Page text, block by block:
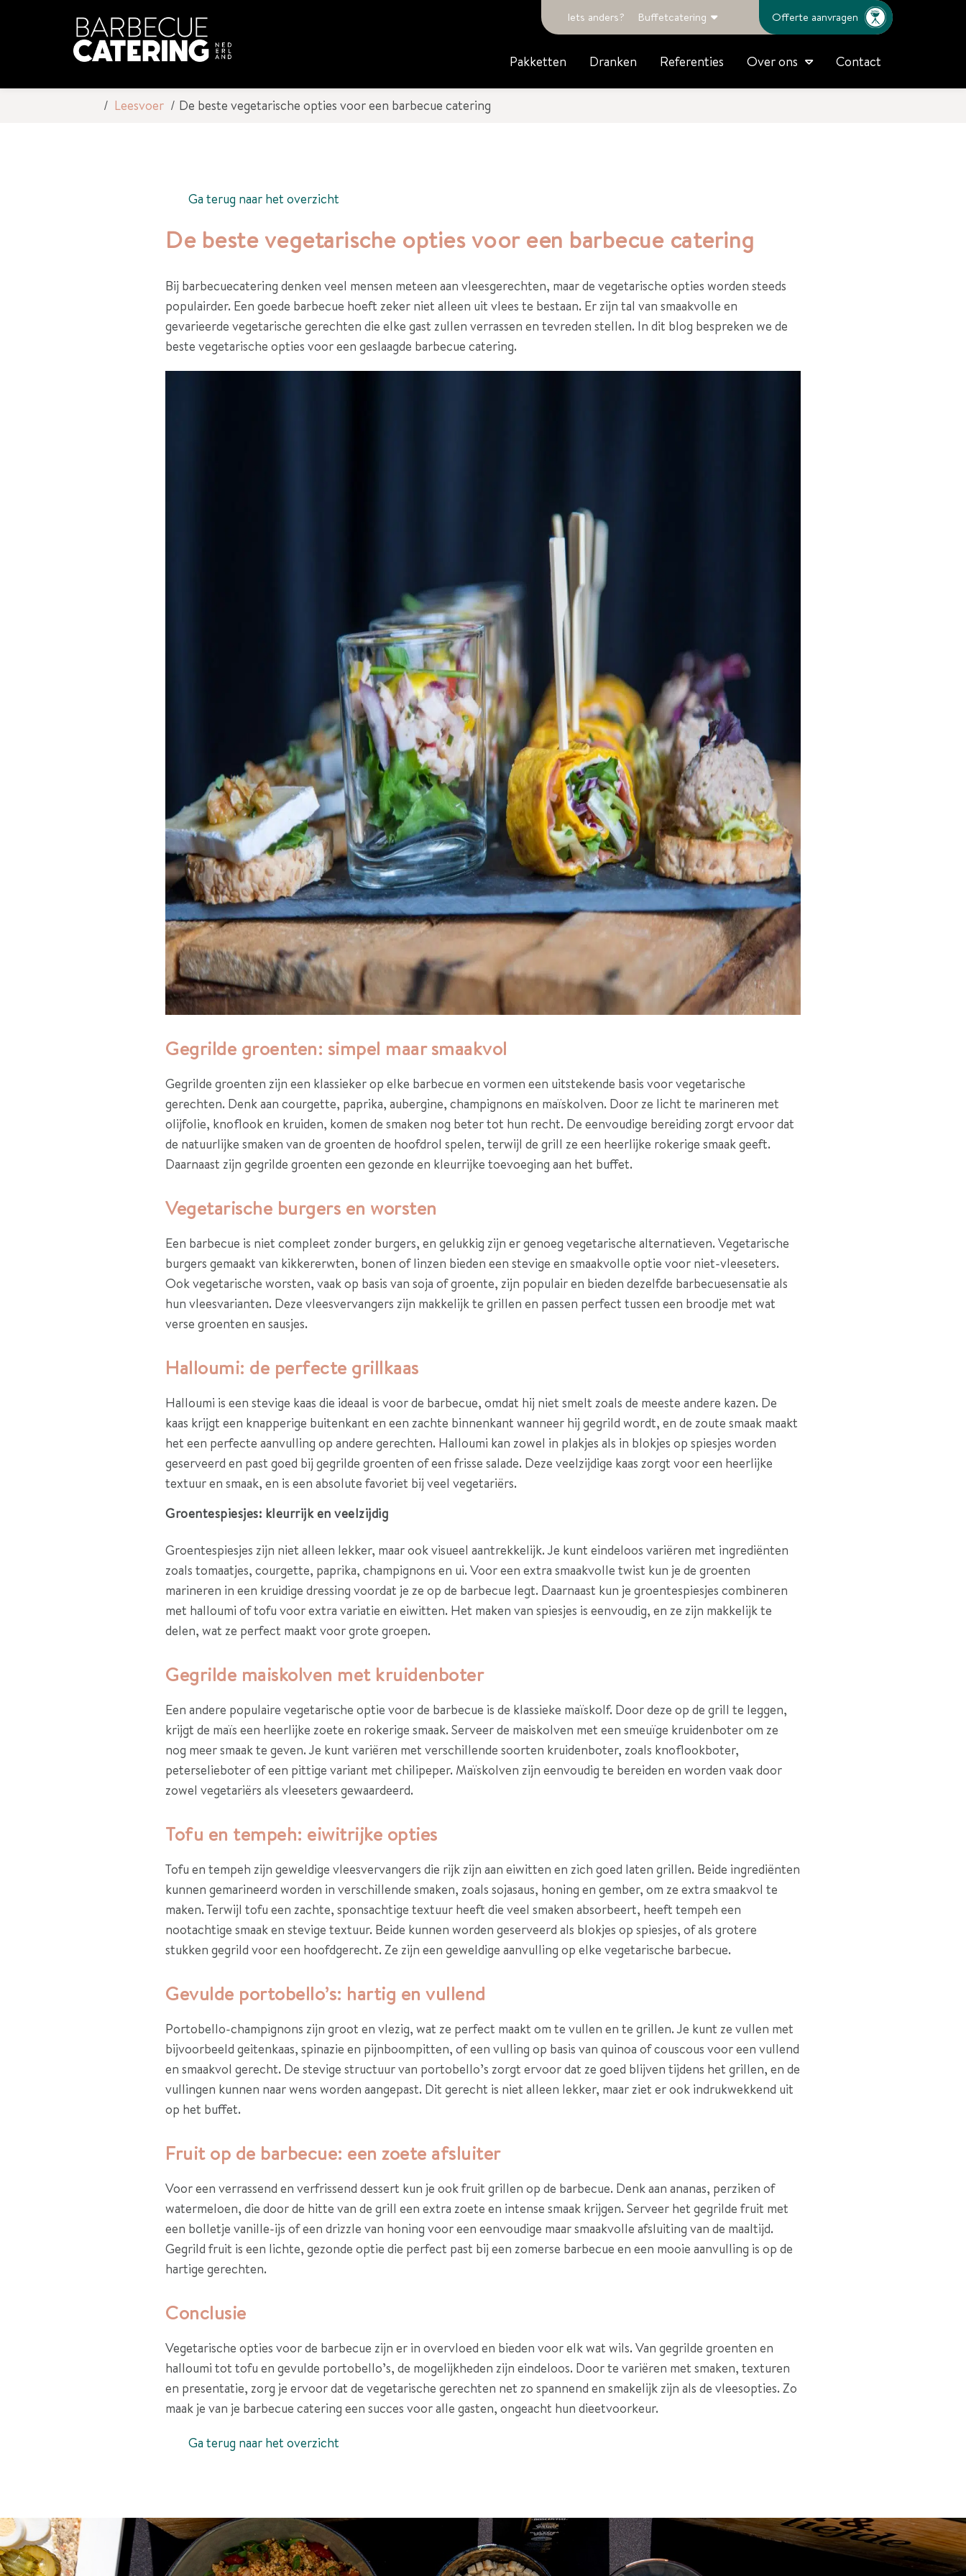
Iets anders? Buffetcatering Offerte aanvragen
Pakketten Dranken Referenties Over ons Contact
Leesvoer De beste vegetarische opties voor een barbecue catering
Ga terug naar het overzicht
De beste vegetarische opties voor een barbecue catering
Bij barbecuecatering denken veel mensen meteen aan vleesgerechten, maar de vegetarische opties worden steeds
populairder. Een goede barbecue hoeft zeker niet alleen uit vlees te bestaan. Er zijn tal van smaakvolle en
gevarieerde vegetarische gerechten die elke gast zullen verrassen en tevreden stellen. In dit blog bespreken we de
beste vegetarische opties voor een geslaagde barbecue catering.
Gegrilde groenten: simpel maar smaakvol
Gegrilde groenten zijn een klassieker op elke barbecue en vormen een uitstekende basis voor vegetarische
gerechten. Denk aan courgette, paprika, aubergine, champignons en maïskolven. Door ze licht te marineren met
olijfolie, knoflook en kruiden, komen de smaken nog beter tot hun recht. De eenvoudige bereiding zorgt ervoor dat
de natuurlijke smaken van de groenten de hoofdrol spelen, terwijl de grill ze een heerlijke rokerige smaak geeft.
Daarnaast zijn gegrilde groenten een gezonde en kleurrijke toevoeging aan het buffet.
Vegetarische burgers en worsten
Een barbecue is niet compleet zonder burgers, en gelukkig zijn er genoeg vegetarische alternatieven. Vegetarische
burgers gemaakt van kikkererwten, bonen of linzen bieden een stevige en smaakvolle optie voor niet-vleeseters.
Ook vegetarische worsten, vaak op basis van soja of groente, zijn populair en bieden dezelfde barbecuesensatie als
hun vleesvarianten. Deze vleesvervangers zijn makkelijk te grillen en passen perfect tussen een broodje met wat
verse groenten en sausjes.
Halloumi: de perfecte grillkaas
Halloumi is een stevige kaas die ideaal is voor de barbecue, omdat hij niet smelt zoals de meeste andere kazen. De
kaas krijgt een knapperige buitenkant en een zachte binnenkant wanneer hij gegrild wordt, en de zoute smaak maakt
het een perfecte aanvulling op andere gerechten. Halloumi kan zowel in plakjes als in blokjes op spiesjes worden
geserveerd en past goed bij gegrilde groenten of een frisse salade. Deze veelzijdige kaas zorgt voor een heerlijke
textuur en smaak, en is een absolute favoriet bij veel vegetariërs.
Groentespiesjes: kleurrijk en veelzijdig
Groentespiesjes zijn niet alleen lekker, maar ook visueel aantrekkelijk. Je kunt eindeloos variëren met ingrediënten
zoals tomaatjes, courgette, paprika, champignons en ui. Voor een extra smaakvolle twist kun je de groenten
marineren in een kruidige dressing voordat je ze op de barbecue legt. Daarnaast kun je groentespiesjes combineren
met halloumi of tofu voor extra variatie en eiwitten. Het maken van spiesjes is eenvoudig, en ze zijn makkelijk te
delen, wat ze perfect maakt voor grote groepen.
Gegrilde maiskolven met kruidenboter
Een andere populaire vegetarische optie voor de barbecue is de klassieke maïskolf. Door deze op de grill te leggen,
krijgt de maïs een heerlijke zoete en rokerige smaak. Serveer de maiskolven met een smeuïge kruidenboter om ze
nog meer smaak te geven. Je kunt variëren met verschillende soorten kruidenboter, zoals knoflookboter,
peterselieboter of een pittige variant met chilipeper. Maïskolven zijn eenvoudig te bereiden en worden vaak door
zowel vegetariërs als vleeseters gewaardeerd.
Tofu en tempeh: eiwitrijke opties
Tofu en tempeh zijn geweldige vleesvervangers die rijk zijn aan eiwitten en zich goed laten grillen. Beide ingrediënten
kunnen gemarineerd worden in verschillende smaken, zoals sojasaus, honing en gember, om ze extra smaakvol te
maken. Terwijl tofu een zachte, sponsachtige textuur heeft die veel smaken absorbeert, heeft tempeh een
nootachtige smaak en stevige textuur. Beide kunnen worden geserveerd als blokjes op spiesjes, of als grotere
stukken gegrild voor een hoofdgerecht. Ze zijn een geweldige aanvulling op elke vegetarische barbecue.
Gevulde portobello’s: hartig en vullend
Portobello-champignons zijn groot en vlezig, wat ze perfect maakt om te vullen en te grillen. Je kunt ze vullen met
bijvoorbeeld geitenkaas, spinazie en pijnboompitten, of een vulling op basis van quinoa of couscous voor een vullend
en smaakvol gerecht. De stevige structuur van portobello’s zorgt ervoor dat ze goed blijven tijdens het grillen, en de
vullingen kunnen naar wens worden aangepast. Dit gerecht is niet alleen lekker, maar ziet er ook indrukwekkend uit
op het buffet.
Fruit op de barbecue: een zoete afsluiter
Voor een verrassend en verfrissend dessert kun je ook fruit grillen op de barbecue. Denk aan ananas, perziken of
watermeloen, die door de hitte van de grill een extra zoete en intense smaak krijgen. Serveer het gegrilde fruit met
een bolletje vanille-ijs of een drizzle van honing voor een eenvoudige maar smaakvolle afsluiting van de maaltijd.
Gegrild fruit is een lichte, gezonde optie die perfect past bij een zomerse barbecue en een mooie aanvulling is op de
hartige gerechten.
Conclusie
Vegetarische opties voor de barbecue zijn er in overvloed en bieden voor elk wat wils. Van gegrilde groenten en
halloumi tot tofu en gevulde portobello’s, de mogelijkheden zijn eindeloos. Door te variëren met smaken, texturen
en presentatie, zorg je ervoor dat de vegetarische gerechten net zo spannend en smakelijk zijn als de vleesopties. Zo
maak je van je barbecue catering een succes voor alle gasten, ongeacht hun dieetvoorkeur.
Ga terug naar het overzicht